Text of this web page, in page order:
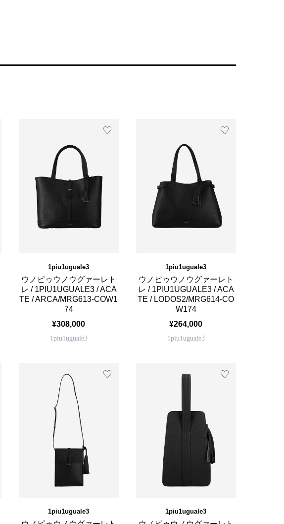
1piu1uguale3
ウノピゥウノウグァーレト
レ / 1PIU1UGUALE3 / ACA
TE / ARCA/MRG613-COW1
74
¥308,000
1piu1uguale3
1piu1uguale3
ウノピゥウノウグァーレト
レ / 1PIU1UGUALE3 / ACA
TE / LODOS2/MRG614-CO
W174
¥264,000
1piu1uguale3
1piu1uguale3 1piu1uguale3